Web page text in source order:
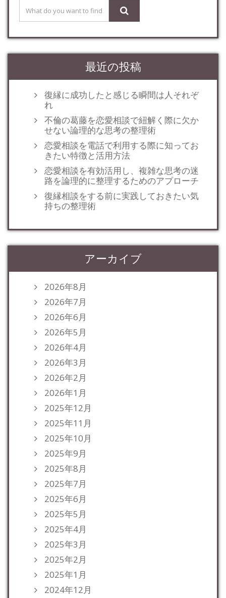
最近の投稿
復縁に成功したと感じる瞬間は人それぞ
れ
不倫の葛藤を恋愛相談で紐解く際に欠か
せない論理的な思考の整理術
恋愛相談を電話で利用する際に知ってお
きたい特徴と活用方法
恋愛相談を有効活用し、複雑な思考の迷
路を論理的に整理するためのアプローチ
復縁相談をする前に実践しておきたい気
持ちの整理術
アーカイブ
2026年8月
2026年7月
2026年6月
2026年5月
2026年4月
2026年3月
2026年2月
2026年1月
2025年12月
2025年11月
2025年10月
2025年9月
2025年8月
2025年7月
2025年6月
2025年5月
2025年4月
2025年3月
2025年2月
2025年1月
2024年12月